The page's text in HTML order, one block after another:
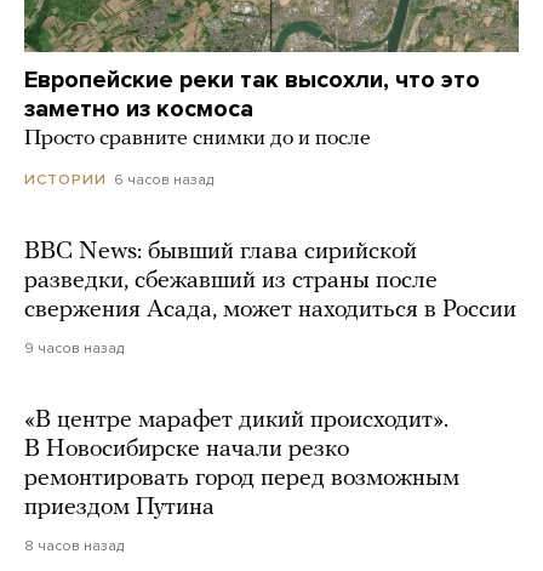
Европейские реки так высохли, что это
заметно из космоса
Просто сравните снимки до и после
ИСТОРИИ 6 часов назад
BBC News: бывший глава сирийской
разведки, сбежавший из страны после
свержения Асада, может находиться в России
9 часов назад
«В центре марафет дикий происходит».
В Новосибирске начали резко
ремонтировать город перед возможным
приездом Путина
8 часов назад